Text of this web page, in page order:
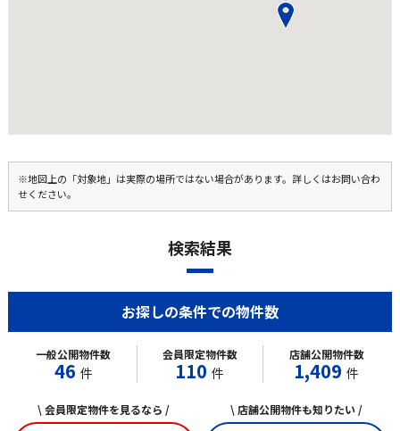
※地図上の「対象地」は実際の場所ではない場合があります。詳しくはお問い合わ
せください。
検索結果
お探しの条件での物件数
一般公開物件数
46 件
会員限定物件数
110 件
店舗公開物件数
1,409 件
\ 会員限定物件を見るなら / \ 店舗公開物件も知りたい /